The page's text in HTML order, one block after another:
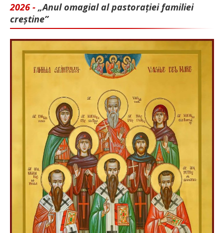
2026 - „Anul omagial al pastorației familiei
creștine”